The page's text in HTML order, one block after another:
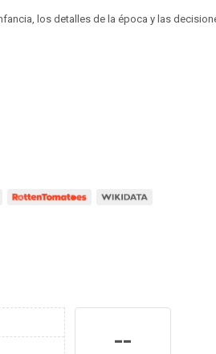
los detalles de la época y las
--